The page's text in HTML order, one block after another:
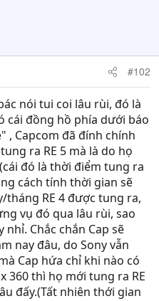
#102
nói tui coi lâu rùi, đó là
cái đồng hồ phía dưới báo
, Capcom đã đính chính
ra RE 5 mà là do họ
đó là thời điểm tung ra
cách tính thời gian sẽ
RE 4 được tung ra,
vụ đó qua lâu rùi, sao
Chắc chắn Cap sẽ
nay đâu, do Sony vẫn
Cap hứa chỉ khi nào có
360 thì họ mới tung ra RE
đấy.(Tất nhiên thới gian